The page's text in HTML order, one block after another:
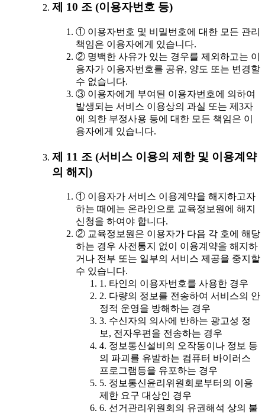
제 10 조 (이용자번호 등)
① 이용자번호 및 비밀번호에 대한 모든 관리
책임은 이용자에게 있습니다.
② 명백한 사유가 있는 경우를 제외하고는 이
용자가 이용자번호를 공유, 양도 또는 변경할
수 없습니다.
③ 이용자에게 부여된 이용자번호에 의하여
발생되는 서비스 이용상의 과실 또는 제3자
에 의한 부정사용 등에 대한 모든 책임은 이
용자에게 있습니다.
제 11 조 (서비스 이용의 제한 및 이용계약
의 해지)
① 이용자가 서비스 이용계약을 해지하고자
하는 때에는 온라인으로 교육정보원에 해지
신청을 하여야 합니다.
② 교육정보원은 이용자가 다음 각 호에 해당
하는 경우 사전통지 없이 이용계약을 해지하
거나 전부 또는 일부의 서비스 제공을 중지할
수 있습니다.
1. 타인의 이용자번호를 사용한 경우
2. 다량의 정보를 전송하여 서비스의 안
정적 운영을 방해하는 경우
3. 수신자의 의사에 반하는 광고성 정
보, 전자우편을 전송하는 경우
4. 정보통신설비의 오작동이나 정보 등
의 파괴를 유발하는 컴퓨터 바이러스
프로그램등을 유포하는 경우
5. 정보통신윤리위원회로부터의 이용
제한 요구 대상인 경우
6. 선거관리위원회의 유권해석 상의 불